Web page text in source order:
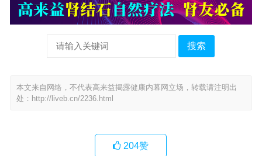
搜索
本文来自网络，不代表高来益揭露健康内幕网立场，转载请注明出
处： http://liveb.cn/2236.html
204赞